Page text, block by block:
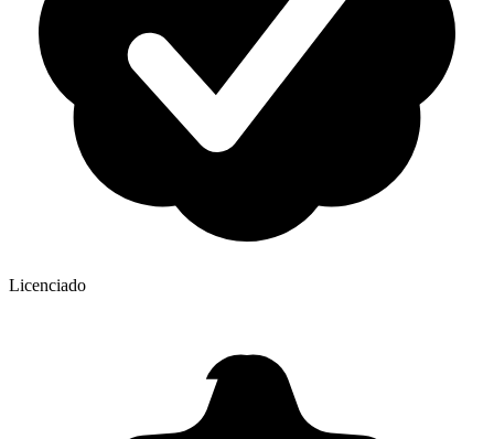
Licenciado